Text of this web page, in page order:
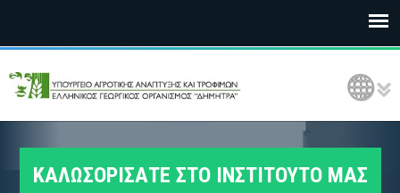
Ε
Λ
Γ
Language Selection
ΚΑΛΩΣΟΡΙΣΑΤΕ ΣΤΟ ΙΝΣΤΙΤΟΥΤΟ ΜΑΣ